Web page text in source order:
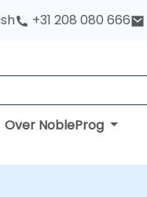
+31 208 080 666
Over NobleProg